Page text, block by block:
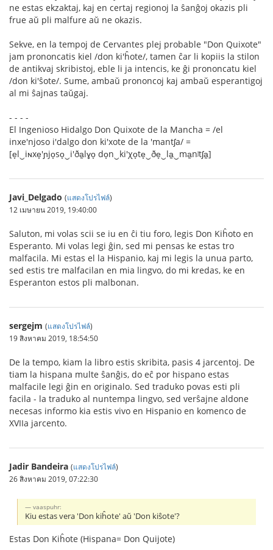
ne estas ekzaktaj, kaj en certaj regionoj la ŝanĝoj okazis pli
frue aŭ pli malfure aŭ ne okazis.
Sekve, en la tempoj de Cervantes plej probable "Don Quixote"
jam prononcatis kiel /don ki'ĥote/, tamen ĉar li kopiis la stilon
de antikvaj skribistoj, eble li ja intencis, ke ĝi prononcatu kiel
/don ki'ŝote/. Sume, ambaŭ prononcoj kaj ambaŭ esperantigoj
al mi ŝajnas taŭgaj.
- - - -
El Ingenioso Hidalgo Don Quixote de la Mancha = /el
inxe'njoso i'dalgo don ki'xote de la 'mantʃa/ =
[e̞l‿iɴxe̞'ɲjo̞so̞‿i'ða̠lɣo̞ do̞n‿ki'χo̞te̞‿ðe̞‿la̠‿ma̠nʲtʃa̠]
Javi_Delgado (แสดงโปรไฟล์)
12 เมษายน 2019, 19:40:00
Saluton, mi volas scii se iu en ĉi tiu foro, legis Don Kiĥoto en
Esperanto. Mi volas legi ĝin, sed mi pensas ke estas tro
malfacila. Mi estas el la Hispanio, kaj mi legis la unua parto,
sed estis tre malfacilan en mia lingvo, do mi kredas, ke en
Esperanton estos pli malbonan.
sergejm (แสดงโปรไฟล์)
19 สิงหาคม 2019, 18:54:50
De la tempo, kiam la libro estis skribita, pasis 4 jarcentoj. De
tiam la hispana multe ŝanĝis, do eĉ por hispano estas
malfacile legi ĝin en originalo. Sed traduko povas esti pli
facila - la traduko al nuntempa lingvo, sed verŝajne aldone
necesas informo kia estis vivo en Hispanio en komenco de
XVIIa jarcento.
Jadir Bandeira (แสดงโปรไฟล์)
26 สิงหาคม 2019, 07:22:30
vaaspuhr:
Kiu estas vera 'Don kiĥote' aŭ 'Don kiŝote'?
Estas Don Kiĥote (Hispana= Don Quijote)